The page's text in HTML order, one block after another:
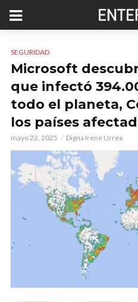
SEGURIDAD
Microsoft
que infectó
todo el planeta,
los países
mayo 22, 2025 Digna Irene Urrea